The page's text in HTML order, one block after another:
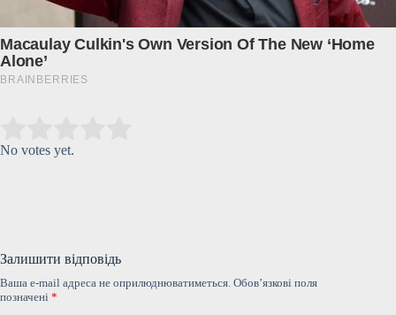
No votes yet.
Залишити відповідь
Ваша e-mail адреса не оприлюднюватиметься. Обов’язкові поля
позначені *